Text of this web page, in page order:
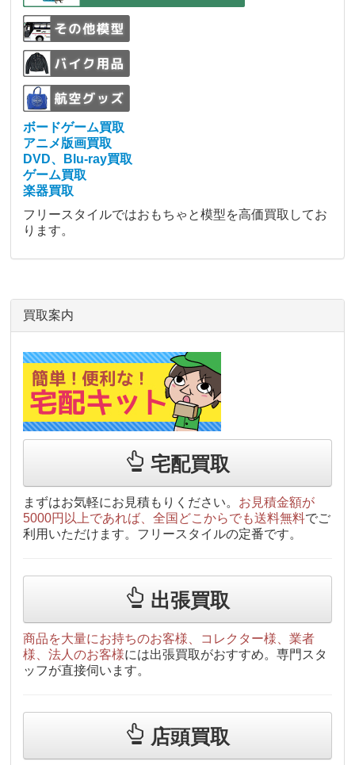
ボードゲーム買取
アニメ版画買取
DVD、Blu-ray買取
ゲーム買取
楽器買取
フリースタイルではおもちゃと模型を高価買取してお
ります。
買取案内
宅配買取
まずはお気軽にお見積もりください。 お見積金額が
5000円以上であれば、全国どこからでも送料無料でご
利用いただけます。フリースタイルの定番です。
出張買取
商品を大量にお持ちのお客様、コレクター様、業者
様、法人のお客様には出張買取がおすすめ。専門スタ
ッフが直接伺います。
店頭買取